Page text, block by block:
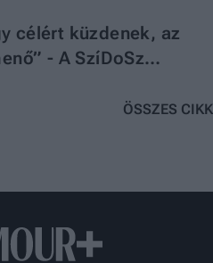
féljenek a haláltól”
célért küzdenek, az
- A SzíDoSz
ÖSSZES CIKK